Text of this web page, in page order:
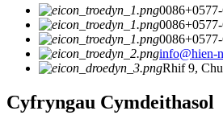
info@hien-
Rhif 9,
Cyfryngau Cymdeithasol